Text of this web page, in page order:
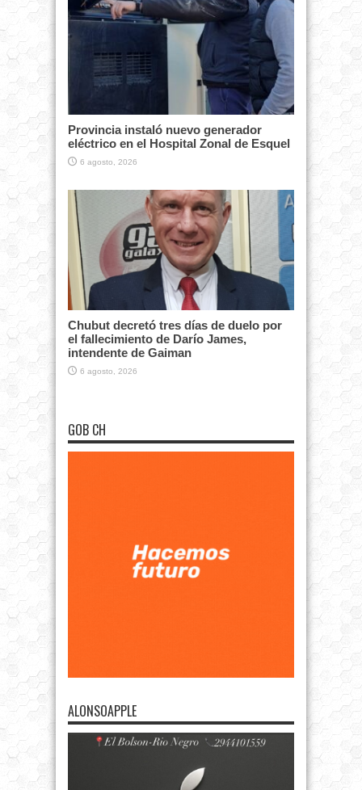
Provincia instaló nuevo generador
eléctrico en el Hospital Zonal de Esquel
6 agosto, 2026
Chubut decretó tres días de duelo por
el fallecimiento de Darío James,
intendente de Gaiman
6 agosto, 2026
GOB CH
ALONSOAPPLE